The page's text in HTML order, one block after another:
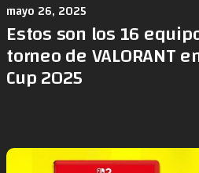
mayo 26, 2025
Estos son los 16
torneo de VALORANT
Cup 2025